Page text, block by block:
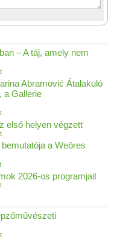
– A táj, amely nem
Abramović Átalakuló
a Gallerie
első helyen végzett
a Weöres
2026-os programjait